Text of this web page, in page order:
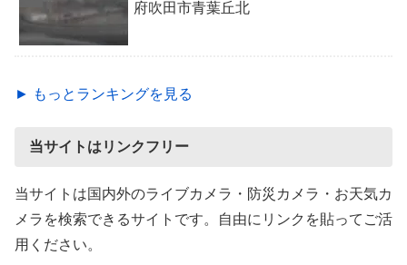
府吹田市青葉丘北
► もっとランキングを見る
当サイトはリンクフリー
当サイトは国内外のライブカメラ・防災カメラ・お天気カ
メラを検索できるサイトです。自由にリンクを貼ってご活
用ください。